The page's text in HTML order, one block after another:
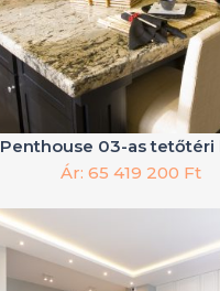
Penthouse 03-as tetőtéri
Ár: 65 419 200 Ft